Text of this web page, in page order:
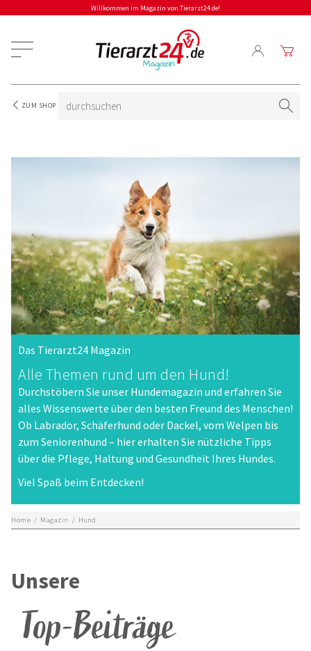
Willkommen im Magazin von Tierarzt24.de!
ZUM SHOP
Das Tierarzt24 Magazin
Alle Themen rund um den Hund!
Durchstöbern Sie unser Hundemagazin und erfahren Sie
alles Wissenswerte über den besten Freund des Menschen!
Ob Labrador, Schäferhund oder Dackel, vom Welpen bis
zum Seniorenhund – hier erhalten Sie nützliche Tipps
über die Pflege, Haltung und Gesundheit Ihres Hundes.
Viel Spaß beim Entdecken!
Home / Magazin / Hund
Unsere
Top-Beiträge